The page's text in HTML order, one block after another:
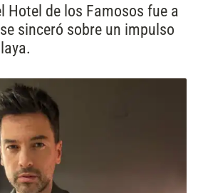
Hotel de los Famosos fue a
sinceró sobre un impulso